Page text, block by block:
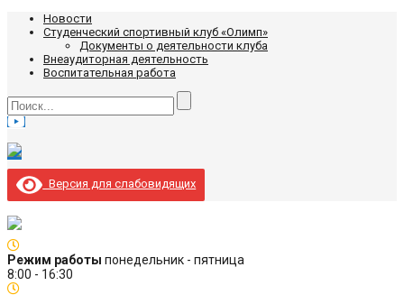
Новости
Студенческий спортивный клуб «Олимп»
Документы о деятельности клуба
Внеаудиторная деятельность
Воспитательная работа
Версия для слабовидящих
Режим работы понедельник - пятница
8:00 - 16:30